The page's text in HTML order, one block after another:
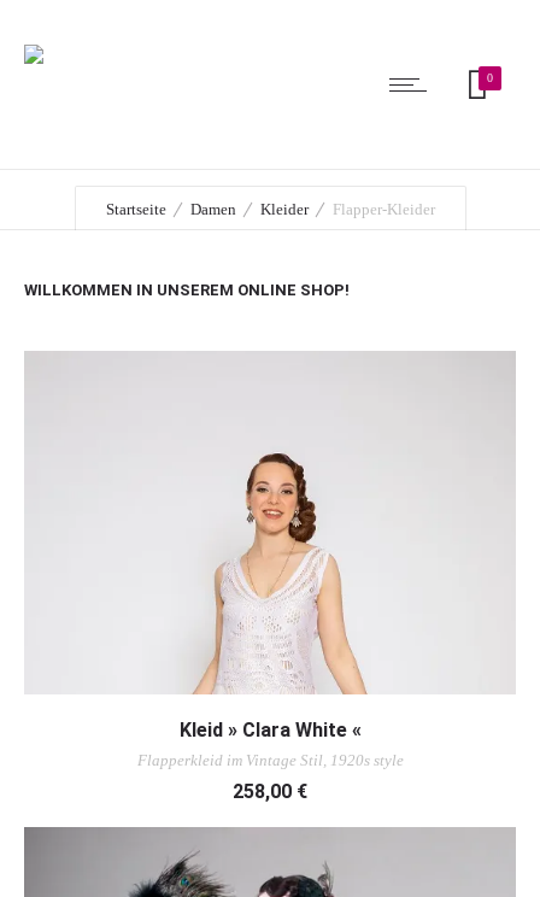
0
Startseite Damen Kleider Flapper-Kleider
WILLKOMMEN IN UNSEREM ONLINE SHOP!
AUSFÜHRUNG WÄHLEN
Kleid » Clara White «
Flapperkleid im Vintage Stil, 1920s style
258,00 €